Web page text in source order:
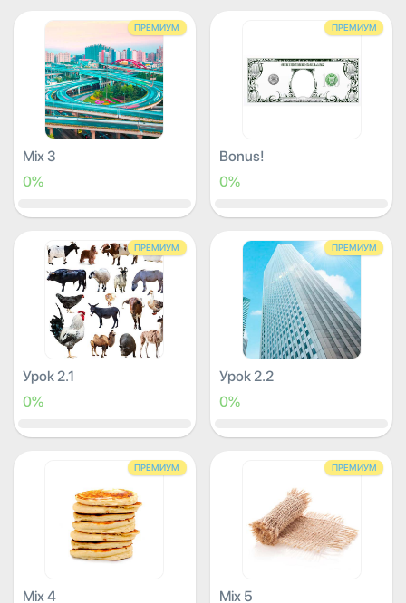
ПРЕМИУМ
Mix 3
0%
ПРЕМИУМ
Bonus!
0%
ПРЕМИУМ
Урок 2.1
0%
ПРЕМИУМ
Урок 2.2
0%
ПРЕМИУМ
Mix 4
ПРЕМИУМ
Mix 5